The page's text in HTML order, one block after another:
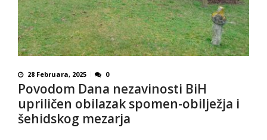
28 Februara, 2025 0
Povodom Dana nezavinosti BiH
upriličen obilazak spomen-obilježja i
šehidskog mezarja